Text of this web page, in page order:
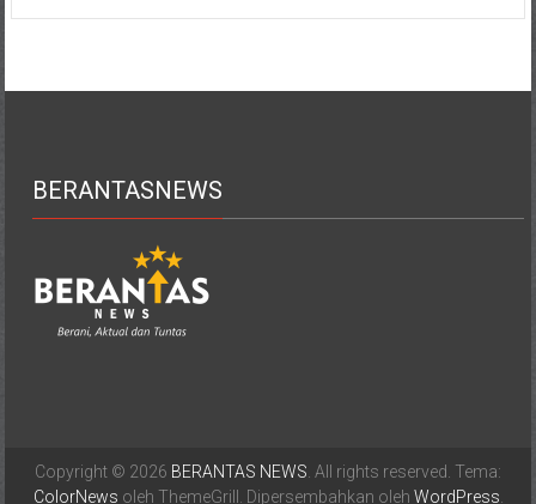
BERANTASNEWS
Copyright © 2026 BERANTAS NEWS . All rights reserved. Tema:
ColorNews oleh ThemeGrill. Dipersembahkan oleh WordPress